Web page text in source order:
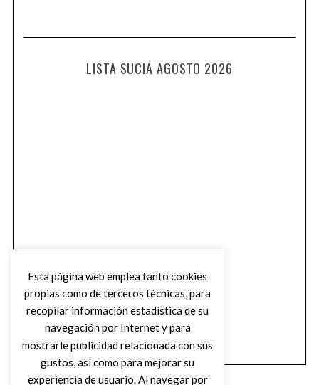
LISTA SUCIA AGOSTO 2026
Esta página web emplea tanto cookies
propias como de terceros técnicas, para
recopilar información estadística de su
navegación por Internet y para
mostrarle publicidad relacionada con sus
gustos, así como para mejorar su
experiencia de usuario. Al navegar por